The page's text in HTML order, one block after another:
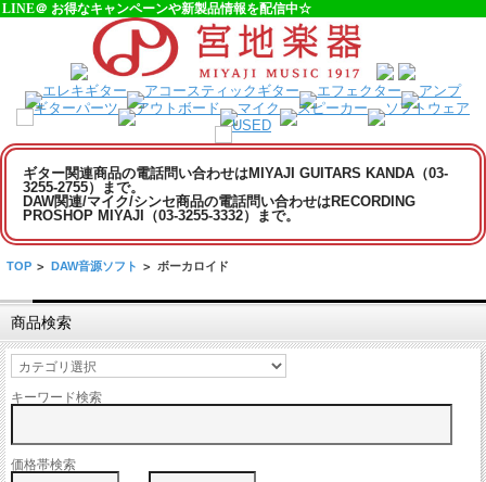
LINE＠ お得なキャンペーンや新製品情報を配信中☆
ギター関連商品の電話問い合わせはMIYAJI GUITARS KANDA（03-
3255-2755）まで。
DAW関連/マイク/シンセ商品の電話問い合わせはRECORDING
PROSHOP MIYAJI（03-3255-3332）まで。
TOP > DAW音源ソフト > ボーカロイド
商品検索
キーワード検索
価格帯検索